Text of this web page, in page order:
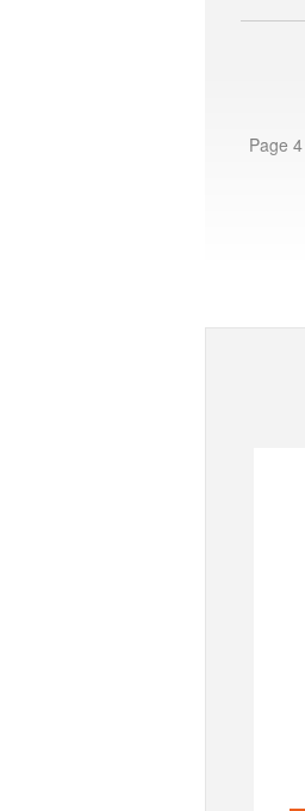
Page 4